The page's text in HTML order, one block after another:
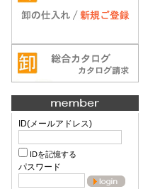
ID(メールアドレス)
IDを記憶する
パスワード